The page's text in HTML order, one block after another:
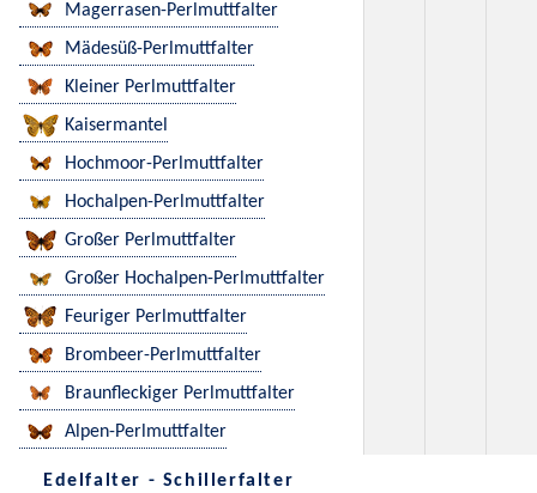
Magerrasen-Perlmuttfalter
Mädesüß-Perlmuttfalter
Kleiner Perlmuttfalter
Kaisermantel
Hochmoor-Perlmuttfalter
Hochalpen-Perlmuttfalter
Großer Perlmuttfalter
Großer Hochalpen-Perlmuttfalter
Feuriger Perlmuttfalter
Brombeer-Perlmuttfalter
Braunfleckiger Perlmuttfalter
Alpen-Perlmuttfalter
Edelfalter - Schillerfalter